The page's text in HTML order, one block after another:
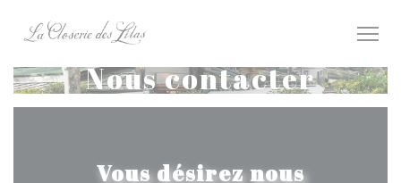
Nous contacter
Vous désirez nous